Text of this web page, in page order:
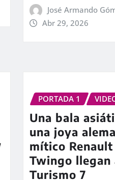
José Armando
Abr 29, 2026
PORTADA 1
Una bala
una joya
mítico Renault
Twingo llegan
Turismo 7